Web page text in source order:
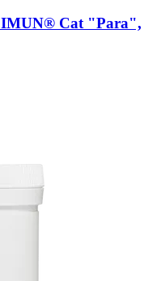
IMUN® Cat "Para",